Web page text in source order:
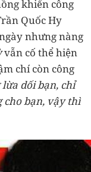
khiến công
Quốc Hy
nhưng nàng
vẫn cố thể hiện
chí còn công
dối bạn, chỉ
cho bạn, vậy thì